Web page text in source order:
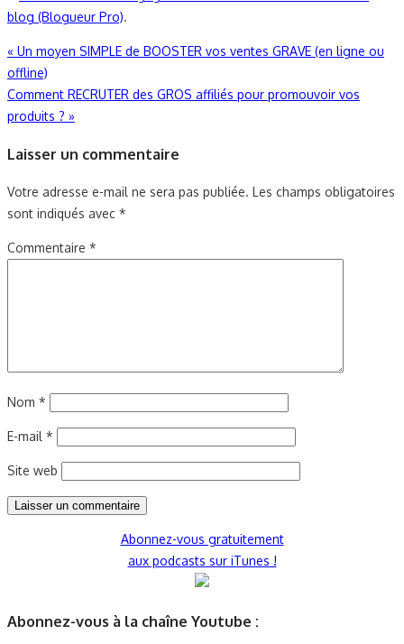
blog (Blogueur Pro).
Navigation
de
l’article
« Un moyen SIMPLE de BOOSTER vos ventes GRAVE (en ligne ou
offline)
Comment RECRUTER des GROS affiliés pour promouvoir vos
produits ? »
Laisser un commentaire
Votre adresse e-mail ne sera pas publiée. Les champs obligatoires
sont indiqués avec *
Commentaire *
Nom *
E-mail *
Site web
Abonnez-vous gratuitement
aux podcasts sur iTunes !
Abonnez-vous à la chaîne Youtube :